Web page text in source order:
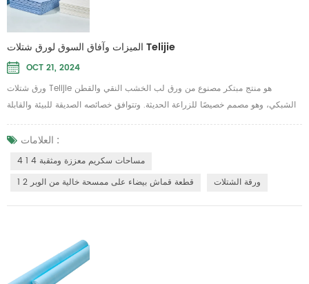
الميزات وآفاق السوق لورق شتلات Telijie
OCT 21, 2024
ورق شتلات Telijie هو منتج مبتكر مصنوع من ورق لب الخشب النقي والقطن
الشبكي، وهو مصمم خصيصًا للزراعة الحديثة. وتتوافق خصائصه الصديقة للبيئة والقابلة
للتحلل مع احتياجات التنمية المستدامة، مما يجعله خيارًا مثاليًا للزراعة الخضراء. يتميز
ورق الشتلات هذا باحتفاظ ممتاز بالماء، ويبقى سليمًا عندما يكون مبللاً، مما يضمن
ثبات جذور النباتات أثناء عملية الشتلات. تحافظ قدراته القوية على امتصاص الماء
العلامات :
4 مساحات سكريم معززة ومثقبة 4 1
قطعة قماش بيضاء على ممسحة خالية من الوبر 2 1
ورقة الشتلات